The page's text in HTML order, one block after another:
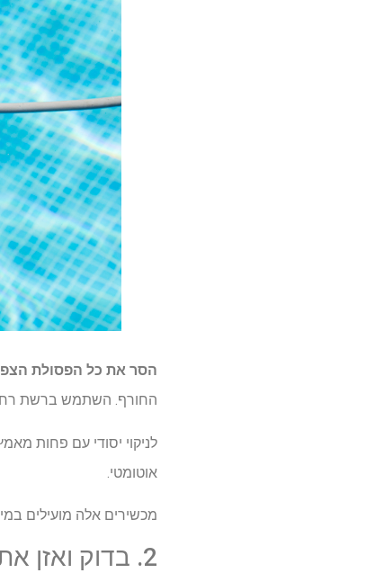
הסר את כל הפסולת
החורף. השתמש ברשת
לניקוי יסודי עם פחות
אוטומטי.
מכשירים אלה מועילים
2. בדוק ואזן את כימיה המים שלך